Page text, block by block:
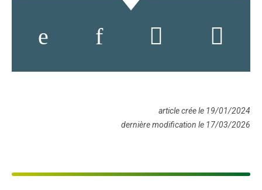
article crée le 19/01/2024
dernière modification le 17/03/2026